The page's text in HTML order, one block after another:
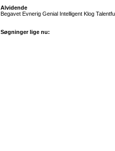
Alvidende
Begavet Evnerig Genial Intelligent Klog
Søgninger lige nu: